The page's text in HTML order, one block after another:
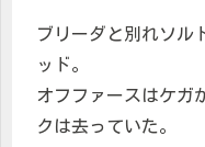
ブリーダと別れソル
ッド。
オフファースはケガ
クは去っていた。